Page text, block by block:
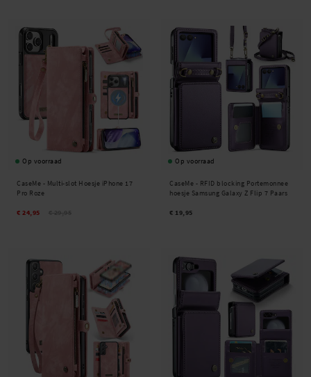
Op voorraad
CaseMe - Multi-slot Hoesje iPhone 17
Pro Roze
€ 24,95
Op voorraad
CaseMe - RFID blocking Portemonnee
hoesje Samsung Galaxy Z Flip 7 Paars
€ 19,95